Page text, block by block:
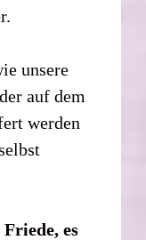
unsere
auf dem
werden
es